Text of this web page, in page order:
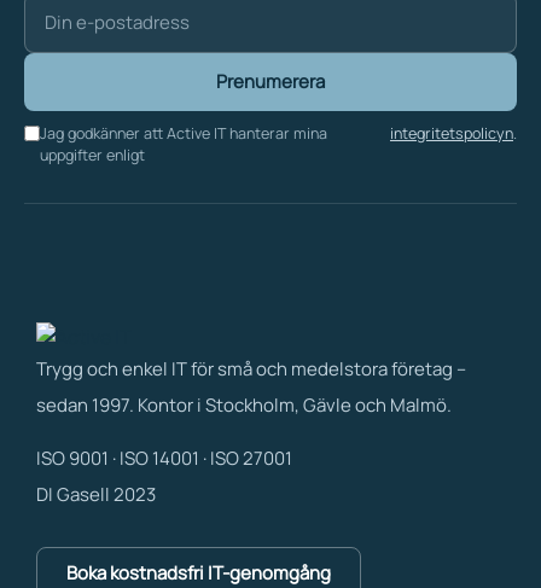
Prenumerera
Jag godkänner att Active IT hanterar mina
uppgifter enligt
integritetspolicyn.
Trygg och enkel IT för små och medelstora företag –
sedan 1997. Kontor i Stockholm, Gävle och Malmö.
ISO 9001 · ISO 14001 · ISO 27001
DI Gasell 2023
Boka kostnadsfri IT-genomgång